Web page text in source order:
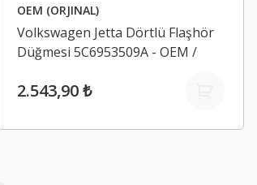
OEM (ORJINAL)
Volkswagen Jetta Dörtlü Flaşhör
Düğmesi 5C6953509A - OEM /
2.543,90 ₺